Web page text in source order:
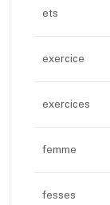
ets
exercice
exercices
femme
fesses